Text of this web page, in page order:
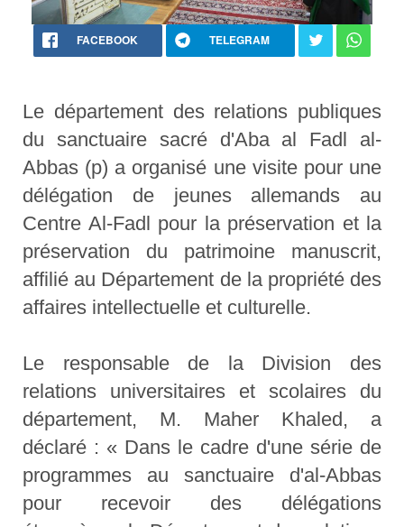
FACEBOOK TELEGRAM
Le département des relations publiques
du sanctuaire sacré d'Aba al Fadl al-
Abbas (p) a organisé une visite pour une
délégation de jeunes allemands au
Centre Al-Fadl pour la préservation et la
préservation du patrimoine manuscrit,
affilié au Département de la propriété des
affaires intellectuelle et culturelle.
Le responsable de la Division des
relations universitaires et scolaires du
département, M. Maher Khaled, a
déclaré : « Dans le cadre d'une série de
programmes au sanctuaire d'al-Abbas
pour recevoir des délégations